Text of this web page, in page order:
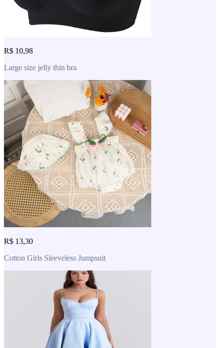
R$ 10,98
Large size jelly thin bra
R$ 13,30
Cotton Girls Sleeveless Jumpsuit